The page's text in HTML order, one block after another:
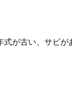
が古い、サビ